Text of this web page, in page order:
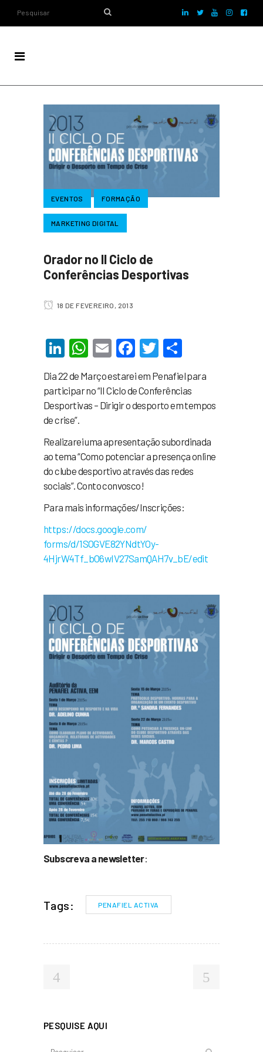
EVENTOS FORMAÇÃO
MARKETING DIGITAL
Orador no II Ciclo de
Conferências Desportivas
18 DE FEVEREIRO, 2013
LinkedIn
WhatsApp
EmailFacebook
Twitter
Dia 22 de Março estarei em Penafiel para
participar no “II Ciclo de Conferências
Desportivas – Dirigir o desporto em tempos
de crise”.
Realizarei uma apresentação subordinada
ao tema “Como potenciar a presença online
do clube desportivo através das redes
sociais”. Conto convosco!
Para mais informações/Inscrições:
https://docs.google.com/
forms/d/1SOGVE82YNdtYOy-
4HjrW4Tf_bO6wIV27SamQAH7v_bE/edit
Subscreva a newsletter:
Tags: PENAFIEL ACTIVA
PESQUISE AQUI